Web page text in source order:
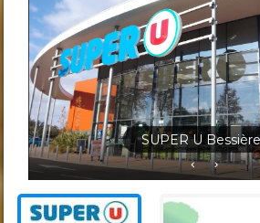
Jardineris Solignac